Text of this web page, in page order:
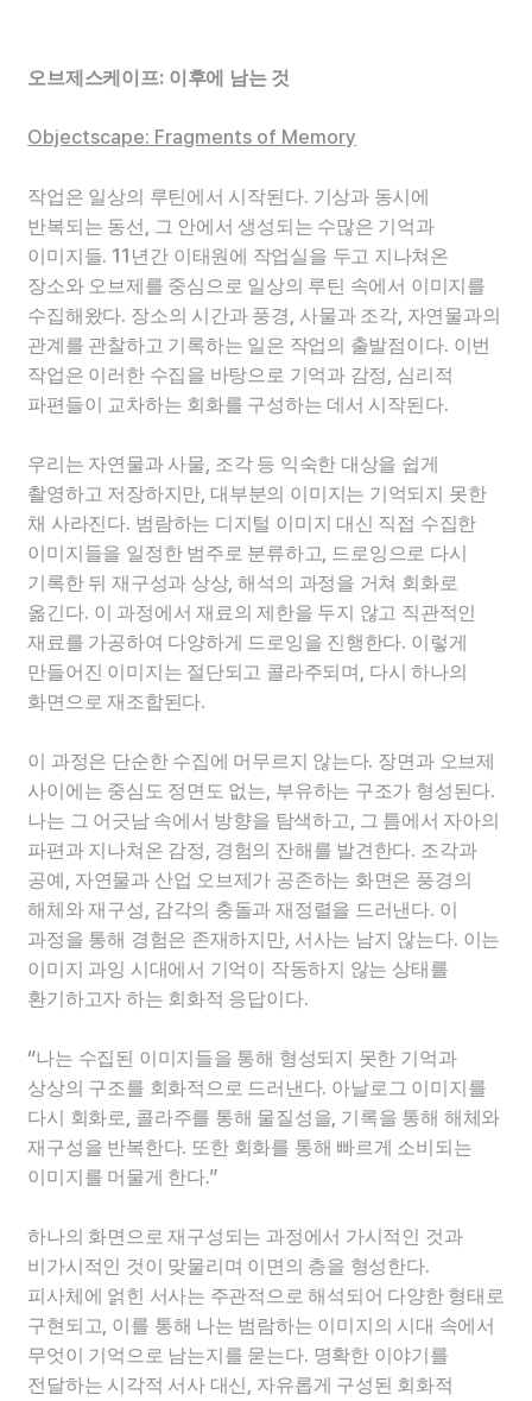
오브제스케이프: 이후에 남는 것
Objectscape: Fragments of Memory
작업은 일상의 루틴에서 시작된다. 기상과 동시에
반복되는 동선, 그 안에서 생성되는 수많은 기억과
이미지들. 11 년간 이태원에 작업실을 두고 지나쳐온
장소와 오브제를 중심으로 일상의 루틴 속에서 이미지를
수집해왔다. 장소의 시간과 풍경, 사물과 조각, 자연물과의
관계를 관찰하고 기록하는 일은 작업의 출발점이다. 이번
작업은 이러한 수집을 바탕으로 기억과 감정, 심리적
파편들이 교차하는 회화를 구성하는 데서 시작된다.
우리는 자연물과 사물, 조각 등 익숙한 대상을 쉽게
촬영하고 저장하지만, 대부분의 이미지는 기억되지 못한
채 사라진다. 범람하는 디지털 이미지 대신 직접 수집한
이미지들을 일정한 범주로 분류하고, 드로잉으로 다시
기록한 뒤 재구성과 상상,해석의 과정을 거쳐 회화로
옮긴다. 이 과정에서 재료의 제한을 두지 않고 직관적인
재료를 가공하여 다양하게 드로잉을 진행한다. 이렇게
만들어진 이미지는 절단되고 콜라주되며, 다시 하나의
화면으로 재조합된다.
이 과정은 단순한 수집에 머무르지 않는다. 장면과 오브제
사이에는 중심도 정면도 없는, 부유하는 구조가 형성된다.
나는 그 어긋남 속에서 방향을 탐색하고, 그 틈에서 자아의
파편과 지나쳐온 감정, 경험의 잔해를 발견한다. 조각과
공예, 자연물과 산업 오브제가 공존하는 화면은 풍경의
해체와 재구성, 감각의 충돌과 재정렬을 드러낸다. 이
과정을 통해 경험은 존재하지만, 서사는 남지 않는다. 이는
이미지 과잉 시대에서 기억이 작동하지 않는 상태를
환기하고자 하는 회화적 응답이다.
“나는 수집된 이미지들을 통해 형성되지 못한 기억과
상상의 구조를 회화적으로 드러낸다. 아날로그 이미지를
다시 회화로, 콜라주를 통해 물질성을, 기록을 통해 해체와
재구성을 반복한다. 또한 회화를 통해 빠르게 소비되는
이미지를 머물게 한다.”
하나의 화면으로 재구성되는 과정에서 가시적인 것과
비가시적인 것이 맞물리며 이면의 층을 형성한다.
피사체에 얽힌 서사는 주관적으로 해석되어 다양한 형태로
구현되고, 이를 통해 나는 범람하는 이미지의 시대 속에서
무엇이 기억으로 남는지를 묻는다. 명확한 이야기를
전달하는 시각적 서사 대신, 자유롭게 구성된 회화적